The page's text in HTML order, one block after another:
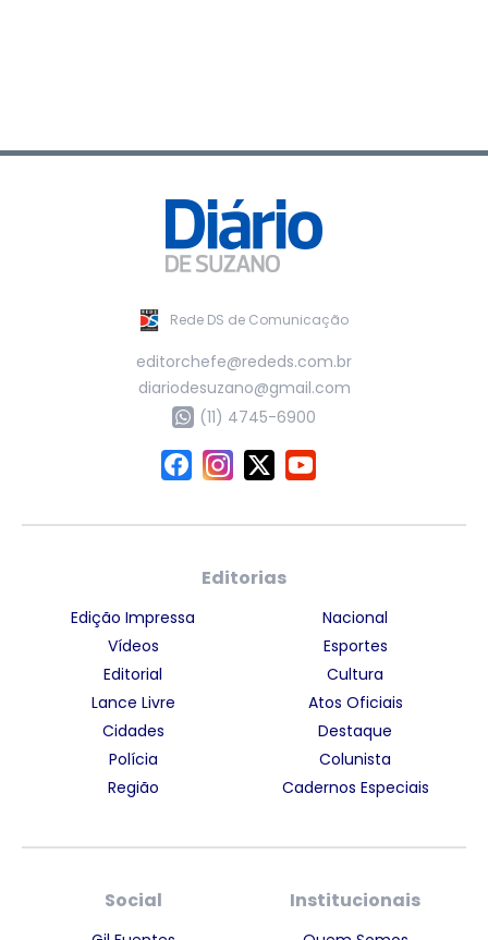
Rede DS de Comunicação
editorchefe@rededs.com.br
diariodesuzano@gmail.com
(11) 4745-6900
Editorias
Edição Impressa
Vídeos
Editorial
Lance Livre
Cidades
Polícia
Região
Nacional
Esportes
Cultura
Atos Oficiais
Destaque
Colunista
Cadernos Especiais
Social Institucionais